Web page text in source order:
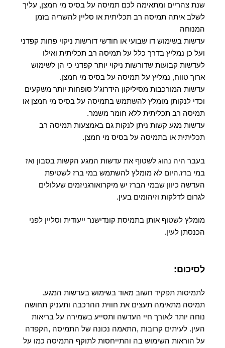
שנת צהריים ומתאימה לכם תמיסה על בסיס מי חמצן, עליך
לשלב איתה תמיסה רב תכליתית או סליין להשריה בזמן
המנוחה
עדשות בשימוש דו שבועי או חודשי דורשות ניקוי פחות קפדני
ועל כן נמליץ בדרך כלל על תמיסה רב תכליתית ואילו
לעדשות קבועות שדורשות ניקוי יותר קפדני כי הן לשימוש
ארוך טווח, נמליץ על תמיסה על בסיס מי חמצן.
עדשות המורכבות מסיליקון הידרוג'ל סופחות יותר משקעים
וכדי לנקותן מומלץ להשתמש בתמיסה על בסיס מי חמצן או
תמיסה רב תכליתית ללא חומר משמר.
עדשות מגע קשות ניתן לנקות גם באמצעות תמיסה רב
תכליתית או בתמיסה על בסיס מי חמצן.
בעבר היה נהוג לשטוף את עדשות המגע הקשות בסבון ואז
במי ברז.היום לא מומלץ להשתמש במי ברז לשטיפת
העדשה כיוון שבמי הברז יש מיקרואורגניזמים שעלולים
לגרום לדלקות וזיהומים בעין.
מומלץ לשטוף אותן בתמיסת קונדישנר ייעודית וסליין לפני
הכנסתן לעין.
לסיכום:
לתמיסות תפקיד חשוב מאוד בשימוש בעדשות המגע.
תמיסה מתאימה תעצים את חווית ההרכבה ותעניק תחושה
נוחה יותר לאורך חיי העדשה ותסייע בשמירה על בריאות
העין. לעיתים קרובות ,התאמה נכונה של התמיסה ,הקפדה
על הוראות השימוש בה והתייחסות לתוקף התמיסה כמו על